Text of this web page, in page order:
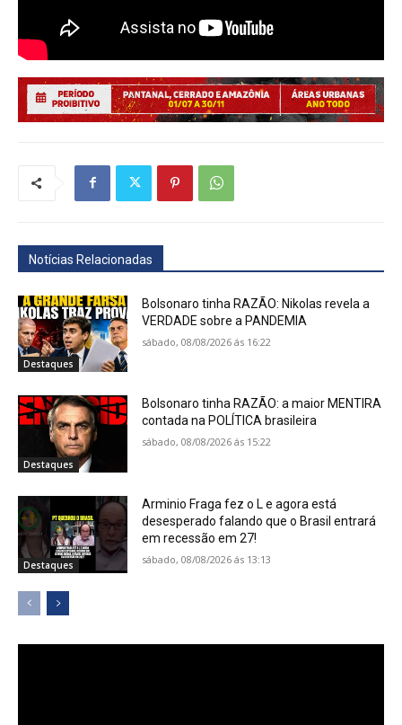
Notícias Relacionadas
Destaques
Bolsonaro tinha RAZÃO: Nikolas revela a
VERDADE sobre a PANDEMIA
sábado, 08/08/2026 ás 16:22
Destaques
Bolsonaro tinha RAZÃO: a maior MENTIRA
contada na POLÍTICA brasileira
sábado, 08/08/2026 ás 15:22
Destaques
Arminio Fraga fez o L e agora está
desesperado falando que o Brasil entrará
em recessão em 27!
sábado, 08/08/2026 ás 13:13